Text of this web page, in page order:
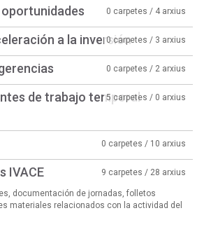
0 carpetes / 4 arxius
a la inversión0 carpetes / 3 arxius
0 carpetes / 2 arxius
de trabajo temporal5 carpetes / 0 arxius
0 carpetes / 10 arxius
IVACE 9 carpetes / 28 arxius
documentación de jornadas, folletos
materiales relacionados con la actividad del